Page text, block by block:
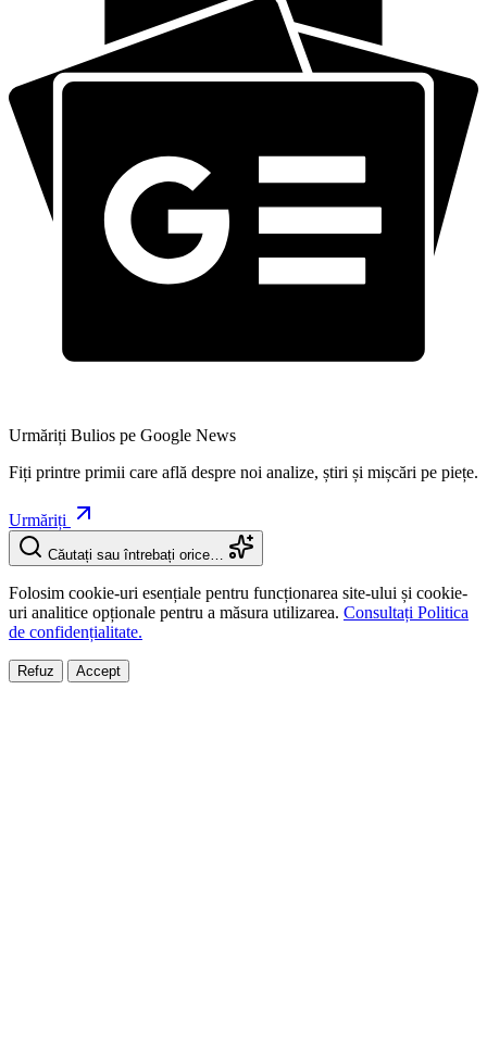
Urmăriți Bulios pe Google News
Fiți printre primii care află despre noi analize, știri și mișcări pe piețe.
Urmăriți
Căutați sau întrebați orice…
Folosim cookie-uri esențiale pentru funcționarea site-ului și cookie-
uri analitice opționale pentru a măsura utilizarea. Consultați Politica
de confidențialitate.
Refuz Accept